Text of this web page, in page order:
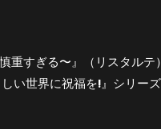
すぎる〜』（リスタルテ
い世界に祝福を!』シリー